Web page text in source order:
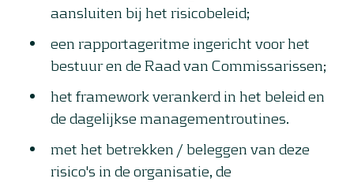
aansluiten bij het risicobeleid;
een rapportageritme ingericht voor het
bestuur en de Raad van Commissarissen;
het framework verankerd in het beleid en
de dagelijkse managementroutines.
met het betrekken / beleggen van deze
risico's in de organisatie, de